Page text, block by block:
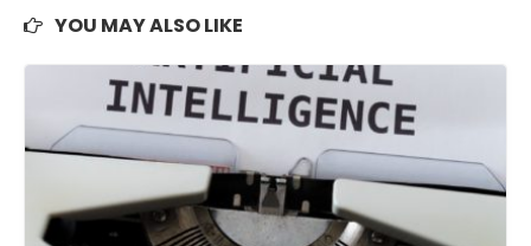
YOU MAY ALSO LIKE